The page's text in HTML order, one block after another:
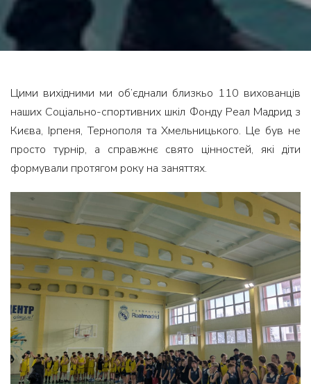
Цими вихідними ми об’єднали близкьо 110 вихованців
наших Соціально-спортивних шкіл Фонду Реал Мадрид з
Києва, Ірпеня, Тернополя та Хмельницького. Це був не
просто турнір, а справжнє свято цінностей, які діти
формували протягом року на заняттях.